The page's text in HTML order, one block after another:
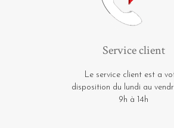
Service client
Le service client est a
disposition du lundi au
9h à 14h